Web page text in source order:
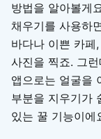
방법을 알아볼게
채우기를 사용하
바다나 이쁜 카페
사진을 찍죠. 그
앱으로는 얼굴을
부분을 지우기가
있는 꿀 기능이에